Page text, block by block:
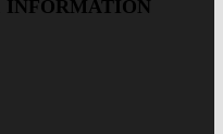
INFORMATION